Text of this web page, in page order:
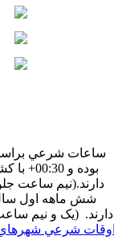
ساعات شرعي
بوده و
دارند.(نيم ساعت
دارند. (یک و نیم
اوقات شرعي